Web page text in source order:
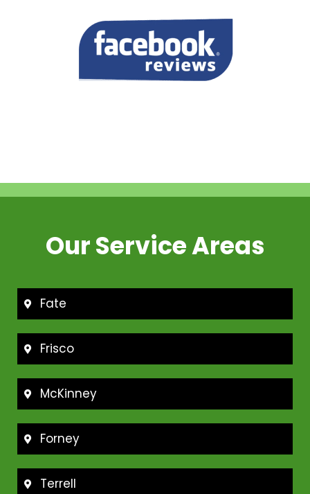
Our Service Areas
Fate
Frisco
McKinney
Forney
Terrell